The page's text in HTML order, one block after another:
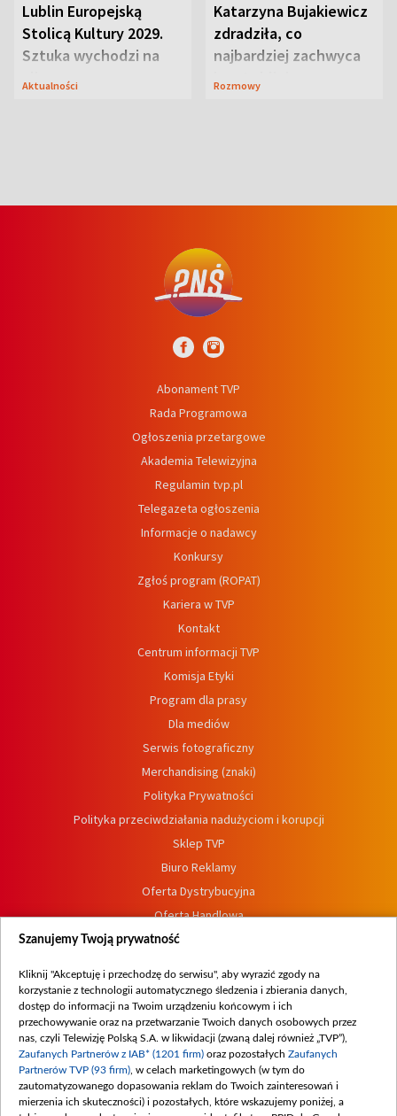
Lublin Europejską
Stolicą Kultury 2029.
Sztuka wychodzi na
ulice
Aktualności
Katarzyna Bujakiewicz
zdradziła, co
najbardziej zachwyca
ją w Lublinie
Rozmowy
Abonament TVP
Rada Programowa
Ogłoszenia przetargowe
Akademia Telewizyjna
Regulamin tvp.pl
Telegazeta ogłoszenia
Informacje o nadawcy
Konkursy
Zgłoś program (ROPAT)
Kariera w TVP
Kontakt
Centrum informacji TVP
Komisja Etyki
Program dla prasy
Dla mediów
Serwis fotograficzny
Merchandising (znaki)
Polityka Prywatności
Polityka przeciwdziałania nadużyciom i korupcji
Sklep TVP
Biuro Reklamy
Oferta Dystrybucyjna
Oferta Handlowa
Dostępność
Procedura zgłoszeń wewnętrznych
Szanujemy Twoją prywatność
Kliknij "Akceptuję i przechodzę do serwisu", aby wyrazić zgody na
korzystanie z technologii automatycznego śledzenia i zbierania danych,
dostęp do informacji na Twoim urządzeniu końcowym i ich
przechowywanie oraz na przetwarzanie Twoich danych osobowych przez
nas, czyli Telewizję Polską S.A. w likwidacji (zwaną dalej również „TVP”),
Zaufanych Partnerów z IAB* (1201 firm) oraz pozostałych Zaufanych
Partnerów TVP (93 firm) , w celach marketingowych (w tym do
zautomatyzowanego dopasowania reklam do Twoich zainteresowań i
mierzenia ich skuteczności) i pozostałych, które wskazujemy poniżej, a